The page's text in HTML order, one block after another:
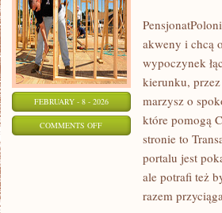
FEBRUARY - 8 - 2026
COMMENTS OFFON
SURFERSKI
akweny i chcą
wypoczynek
kierunku,
marzysz o
które pomogą
stronie to
portalu jest
ale potrafi też
razem